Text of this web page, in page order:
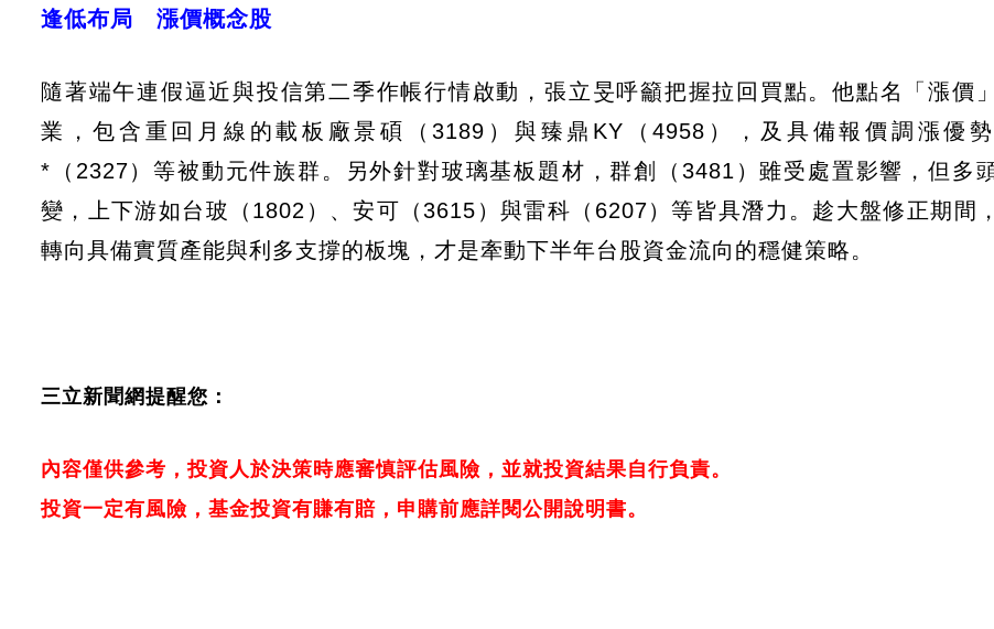
逢低布局 漲價概念股
隨著端午連假逼近與投信第二季作帳行情啟動，張立旻呼籲把握拉回買點。他點名「漲價
業，包含重回月線的載板廠景碩（3189）與臻鼎KY（4958），及具備報價調漲優
*（2327）等被動元件族群。另外針對玻璃基板題材，群創（3481）雖受處置影響，但多
變，上下游如台玻（1802）、安可（3615）與雷科（6207）等皆具潛力。趁大盤修正期間
轉向具備實質產能與利多支撐的板塊，才是牽動下半年台股資金流向的穩健策略。
三立新聞網提醒您：
內容僅供參考，投資人於決策時應審慎評估風險，並就投資結果自行負責。
投資一定有風險，基金投資有賺有賠，申購前應詳閱公開說明書。